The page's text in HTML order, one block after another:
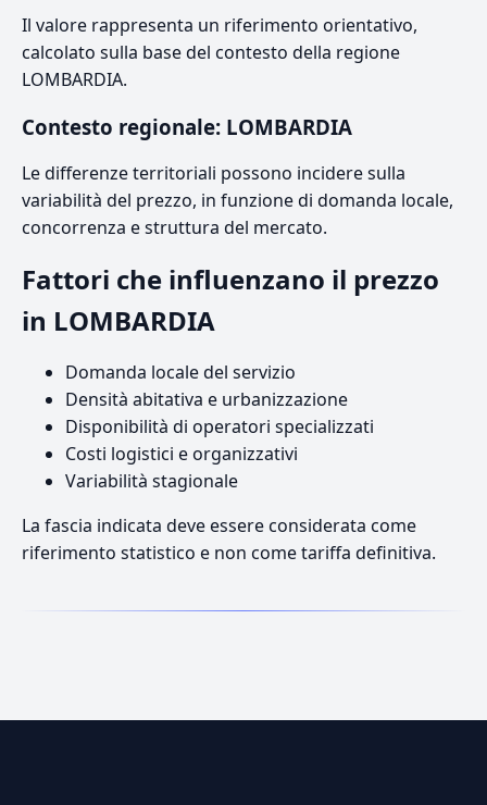
Il valore rappresenta un riferimento orientativo,
calcolato sulla base del contesto della regione
LOMBARDIA.
Contesto regionale: LOMBARDIA
Le differenze territoriali possono incidere sulla
variabilità del prezzo, in funzione di domanda locale,
concorrenza e struttura del mercato.
Fattori che influenzano il prezzo
in LOMBARDIA
Domanda locale del servizio
Densità abitativa e urbanizzazione
Disponibilità di operatori specializzati
Costi logistici e organizzativi
Variabilità stagionale
La fascia indicata deve essere considerata come
riferimento statistico e non come tariffa definitiva.